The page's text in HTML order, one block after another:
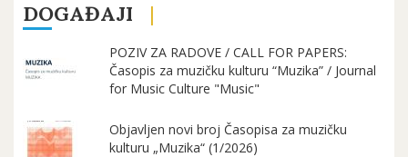
DOGAĐAJI
POZIV ZA RADOVE / CALL FOR PAPERS:
Časopis za muzičku kulturu “Muzika” / Journal
for Music Culture "Music"
Objavljen novi broj Časopisa za muzičku
kulturu „Muzika“ (1/2026)